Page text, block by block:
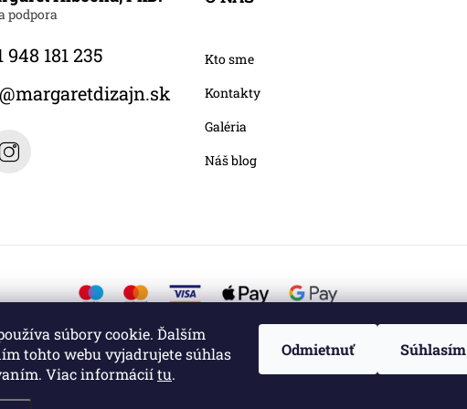
súbory cookie. Ďalším
tohto webu vyjadrujete súhlas
Viac informáciítu.
Odmietnuť Súhlasím
948 181 235
margaretdizajn.sk
Kto sme
Kontakty
Galéria
Náš blog